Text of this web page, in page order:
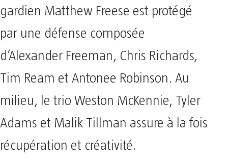
gardien Matthew Freese est protégé
par une défense composée
d’Alexander Freeman, Chris Richards,
Tim Ream et Antonee Robinson. Au
milieu, le trio Weston McKennie, Tyler
Adams et Malik Tillman assure à la fois
récupération et créativité.